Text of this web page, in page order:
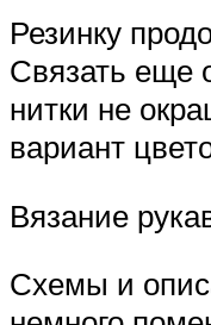
Резинку
Связать еще
нитки не
вариант
Вязание
Схемы и